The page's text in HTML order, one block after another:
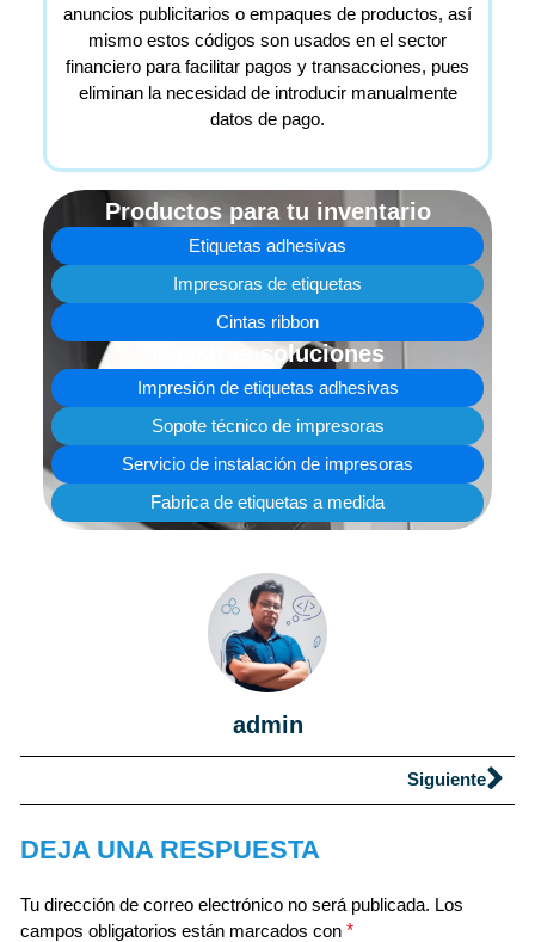
anuncios publicitarios o empaques de productos, así
mismo estos códigos son usados en el sector
financiero para facilitar pagos y transacciones, pues
eliminan la necesidad de introducir manualmente
datos de pago.
Productos para tu inventario
Etiquetas adhesivas
Impresoras de etiquetas
Cintas ribbon
Nuestras soluciones
Impresión de etiquetas adhesivas
Sopote técnico de impresoras
Servicio de instalación de impresoras
Fabrica de etiquetas a medida
admin
Siguiente
DEJA UNA RESPUESTA
Tu dirección de correo electrónico no será publicada. Los
campos obligatorios están marcados con *